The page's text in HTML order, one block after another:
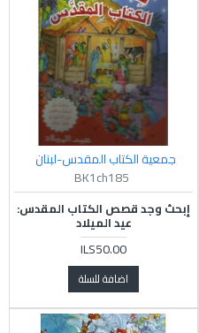
جمعية الكتاب المقدس-لبنان
BK1ch185
إبحث وجد قصص الكتاب المقدس:
عيد الميلاد
ILS50.00
اضافة للسلة